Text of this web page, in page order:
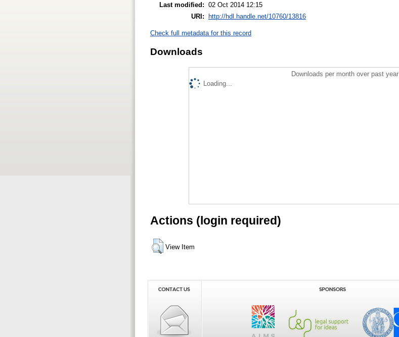
Last modified: 02 Oct 2014 12:15
URI:
http://hdl.handle.net/10760/13816
Check full metadata for this record
Downloads
Downloads per month over past year
Loading...
Actions (login required)
View Item